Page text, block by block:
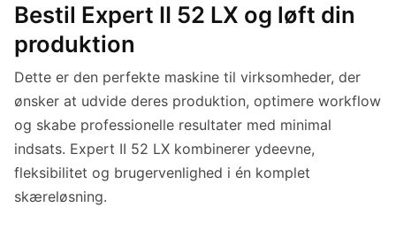
Bestil Expert II 52 LX og løft din
produktion
Dette er den perfekte maskine til virksomheder, der
ønsker at udvide deres produktion, optimere workflow
og skabe professionelle resultater med minimal
indsats. Expert II 52 LX kombinerer ydeevne,
fleksibilitet og brugervenlighed i én komplet
skæreløsning.